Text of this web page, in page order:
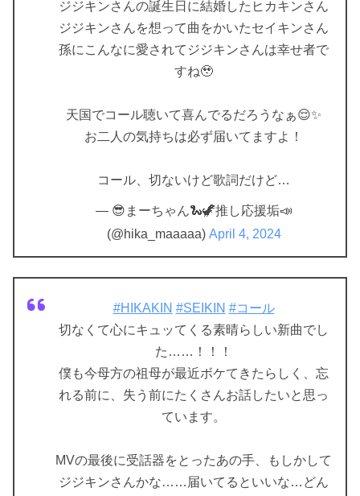
ジジキンさんの誕生日に結婚したヒカキンさん
ジジキンさんを想って曲をかいたセイキンさん
孫にこんなに愛されてジジキンさんは幸せ者で
すね🥹
天国でコール聴いて喜んでるだろうなぁ😌✨
お二人の気持ちは必ず届いてますよ！
コール、切ないけど歌詞だけど…
— 😎まーちゃん🐍🦖推し応援垢📣
(@hika_maaaaa) April 4, 2024
#HIKAKIN #SEIKIN #コール
切なくて心にキュッてくる素晴らしい新曲でし
た……！！！
僕も今母方の祖母が最近ボケてきたらしく、忘
れる前に、失う前にたくさんお話したいと思っ
ています。
MVの最後に受話器をとったあの手、もしかして
ジジキンさんかな……届いてるといいな…どん